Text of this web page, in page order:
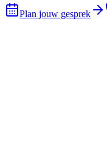
Plan jouw gesprek